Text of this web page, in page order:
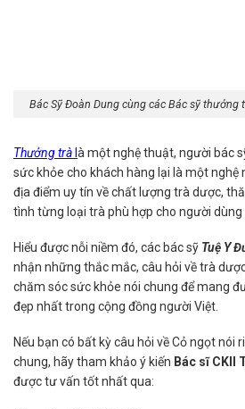
Bác Sỹ Đoàn Dung cùng các Bác sỹ thưởng
Thưởng tràlà một nghệ thuật, người bác
sức khỏe cho khách hàng lại là một
địa điểm uy tín về chất lượng trà dược,
tình từng loại trà phù hợp cho người dùng
Hiểu được nỗi niềm đó, các bác sỹ Tuệ Y
nhận những thắc mắc, câu hỏi về trà
chăm sóc sức khỏe nói chung để mang
đẹp nhất trong cộng đồng người Việt.
Nếu bạn có bất kỳ câu hỏi về Cỏ ngọt nói
chung, hãy tham khảo ý kiến Bác sĩ CKII
được tư vấn tốt nhất qua: